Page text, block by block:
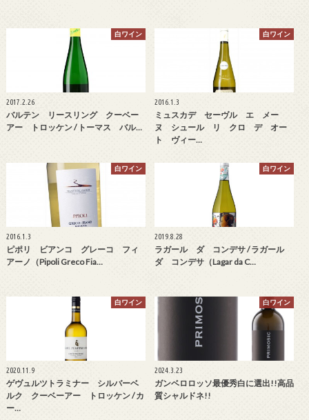
白ワイン
2017.2.26
バルテン リースリング クーベー
アー トロッケン / トーマス バル…
白ワイン
2016.1.3
ミュスカデ セーヴル エ メー
ヌ シュール リ クロ デ オー
ト ヴィー…
白ワイン
2016.1.3
ピポリ ビアンコ グレーコ フィ
アーノ（Pipoli Greco Fia…
白ワイン
2019.8.28
ラガール ダ コンデサ / ラガール
ダ コンデサ（Lagar da C…
白ワイン
2020.11.9
ゲヴュルツトラミナー シルバーベ
ルク クーベーアー トロッケン / カ
ー…
白ワイン
2024.3.23
ガンベロロッソ最優秀白に選出!!高品
質シャルドネ!!